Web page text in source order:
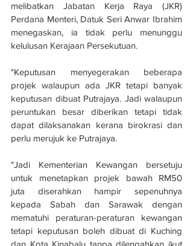
melibatkan Jabatan Kerja Raya (JKR)
Perdana Menteri, Datuk Seri Anwar Ibrahim
menegaskan, ia tidak perlu menunggu
kelulusan Kerajaan Persekutuan.
"Keputusan menyegerakan beberapa
projek walaupun ada JKR tetapi banyak
keputusan dibuat Putrajaya. Jadi walaupun
peruntukan besar diberikan tetapi tidak
dapat dilaksanakan kerana birokrasi dan
perlu merujuk ke Putrajaya.
"Jadi Kementerian Kewangan bersetuju
untuk menetapkan projek bawah RM50
juta diserahkan hampir sepenuhnya
kepada Sabah dan Sarawak dengan
mematuhi peraturan-peraturan kewangan
tetapi keputusan boleh dibuat di Kuching